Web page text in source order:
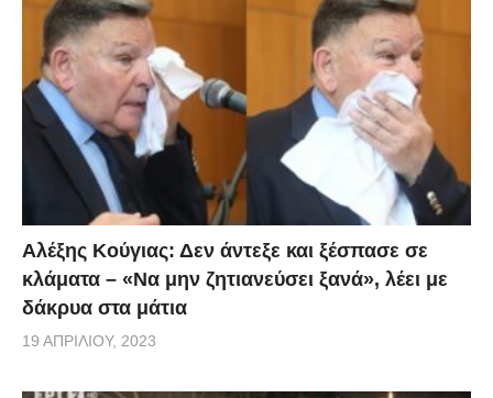
Αλέξης Κούγιας: Δεν άντεξε και ξέσπασε σε
κλάματα – «Να μην ζητιανεύσει ξανά», λέει με
δάκρυα στα μάτια
19 ΑΠΡΙΛΊΟΥ, 2023